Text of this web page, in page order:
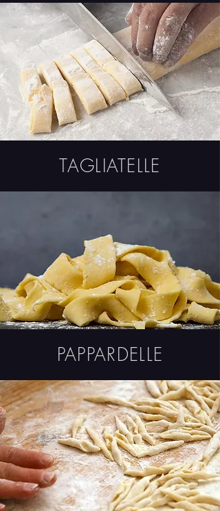
TAGLIATELLE
PAPPARDELLE